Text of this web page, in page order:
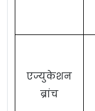
एज्युकेशन
ब्रांच